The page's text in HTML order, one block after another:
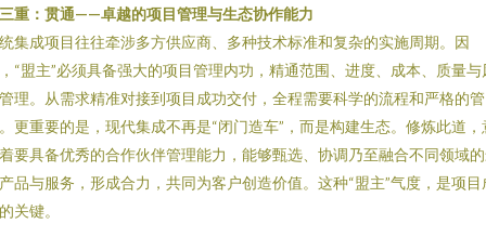
重：贯通——卓越的项目管理与生态协作能力
集成项目往往牵涉多方供应商、多种技术标准和复杂的实施周期。因
“盟主”必须具备强大的项目管理内功，精通范围、进度、成本、质量与
理。从需求精准对接到项目成功交付，全程需要科学的流程和严格的管
更重要的是，现代集成不再是“闭门造车”，而是构建生态。修炼此道，
要具备优秀的合作伙伴管理能力，能够甄选、协调乃至融合不同领域
品与服务，形成合力，共同为客户创造价值。这种“盟主”气度，是项目
关键。